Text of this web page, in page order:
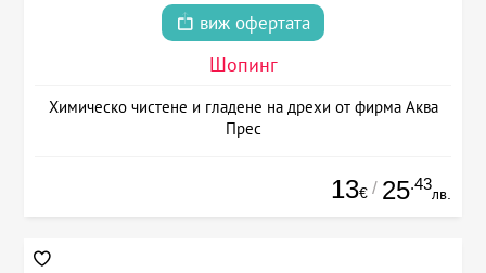
виж офертата
Шопинг
Химическо чистене и гладене на дрехи от фирма Аква
Прес
13€ / 25.43
лв.